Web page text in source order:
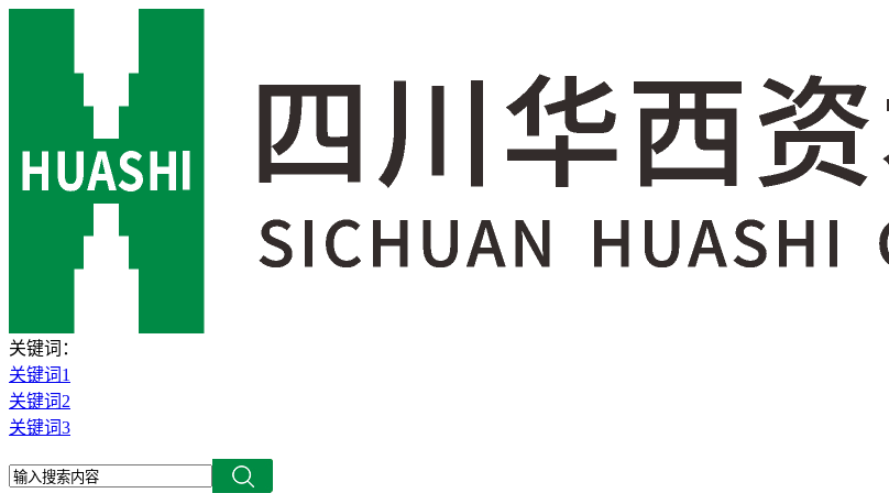
关键词：
关键词1
关键词2
关键词3